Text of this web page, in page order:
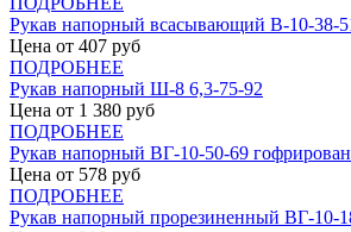
Рукав напорный всасывающий В-10-38-
Цена от 407 руб
ПОДРОБНЕЕ
Рукав напорный Ш-8 6,3-75-92
Цена от 1 380 руб
ПОДРОБНЕЕ
Рукав напорный ВГ-10-50-69
Цена от 578 руб
ПОДРОБНЕЕ
Рукав напорный прорезиненный ВГ-10-